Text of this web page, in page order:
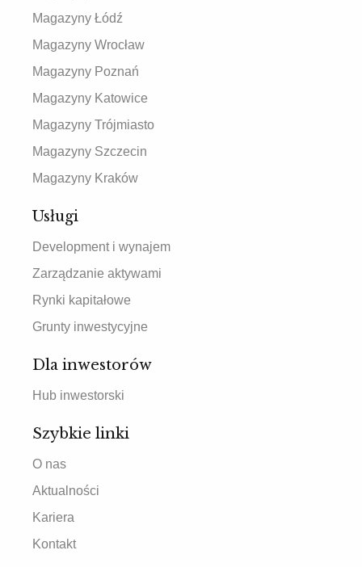
Magazyny Łódź
Magazyny Wrocław
Magazyny Poznań
Magazyny Katowice
Magazyny Trójmiasto
Magazyny Szczecin
Magazyny Kraków
Usługi
Development i wynajem
Zarządzanie aktywami
Rynki kapitałowe
Grunty inwestycyjne
Dla inwestorów
Hub inwestorski
Szybkie linki
O nas
Aktualności
Kariera
Kontakt